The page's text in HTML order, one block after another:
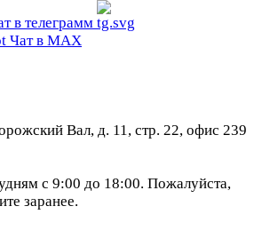
в телеграмм
Чат в МАХ
Вал, д. 11, стр. 22, офис 239
с 9:00 до 18:00. Пожалуйста,
заранее.